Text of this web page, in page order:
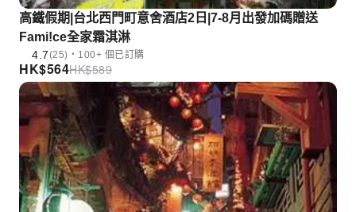
高鐵假期|台北西門町意舍酒店2日|7-8月出發加碼贈送
Fami!ce全家霜淇淋
4.7(25)・100+ 個已訂購
HK$564HK$589